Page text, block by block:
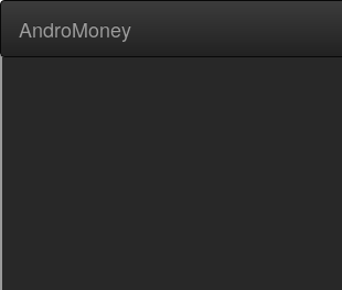
AndroMoney